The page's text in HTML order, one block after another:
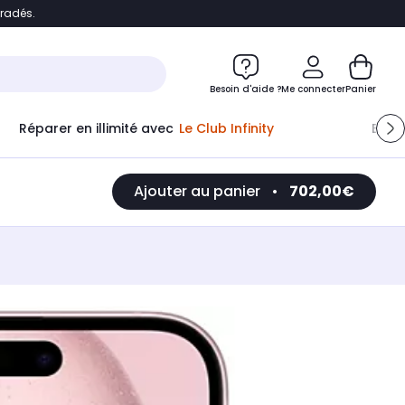
Accéder directement au chatbot
Besoin d'aide ?Me connecterPanier
Réparer en illimité avec Le Club Infinity
Ajouter au panier • 702,00€